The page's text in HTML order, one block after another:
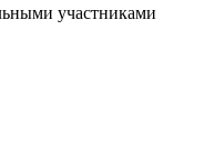
участниками